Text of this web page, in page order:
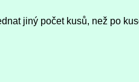
jiný počet kusů, než po